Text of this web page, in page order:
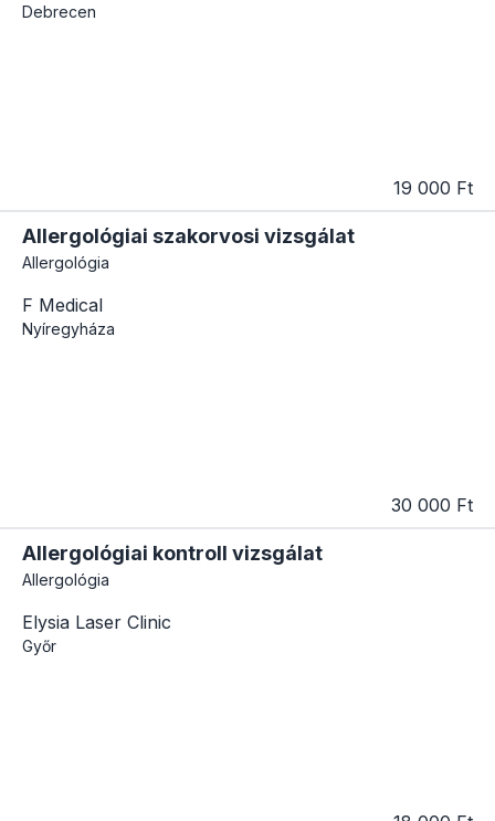
Debrecen
19 000 Ft
Allergológiai szakorvosi vizsgálat
Allergológia
F Medical
Nyíregyháza
30 000 Ft
Allergológiai kontroll vizsgálat
Allergológia
Elysia Laser Clinic
Győr